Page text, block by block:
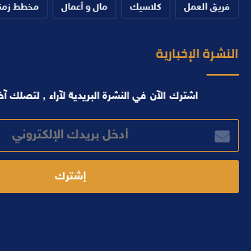
فريق العمل كلاسيك مال و أعمال مخطط
النشرة الإخبارية
اشترك الآن في النشرة البريدية لآراء , لتصلك
أدخل
بريدك
الإلكتروني